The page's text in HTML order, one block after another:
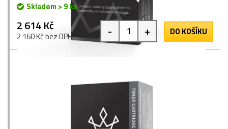
Skladem > 9 ks
2 614 Kč
2 160 Kč bez DPH - + DO KOŠÍKU